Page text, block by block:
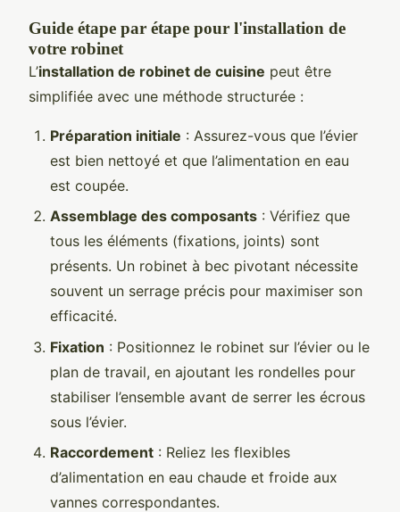
Guide étape par étape pour l'installation de
votre robinet
L’installation de robinet de cuisine peut être
simplifiée avec une méthode structurée :
Préparation initiale : Assurez-vous que l’évier
est bien nettoyé et que l’alimentation en eau
est coupée.
Assemblage des composants : Vérifiez que
tous les éléments (fixations, joints) sont
présents. Un robinet à bec pivotant nécessite
souvent un serrage précis pour maximiser son
efficacité.
Fixation : Positionnez le robinet sur l’évier ou le
plan de travail, en ajoutant les rondelles pour
stabiliser l’ensemble avant de serrer les écrous
sous l’évier.
Raccordement : Reliez les flexibles
d’alimentation en eau chaude et froide aux
vannes correspondantes.